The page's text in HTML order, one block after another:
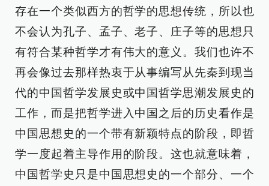
存在一个类似西方的哲学的思想传统，所以也
不会认为孔子、孟子、老子、庄子等的思想只
有符合某种哲学才有伟大的意义。我们也许不
再会像过去那样热衷于从事编写从先秦到现当
代的中国哲学发展史或中国哲学思潮发展史的
工作，而是把哲学进入中国之后的历史看作是
中国思想史的一个带有新颖特点的阶段，即哲
学一度起着主导作用的阶段。这也就意味着，
中国哲学史只是中国思想史的一个部分、一个